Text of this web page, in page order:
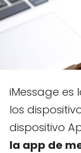
iMessage es
los
dispositivo
la app de